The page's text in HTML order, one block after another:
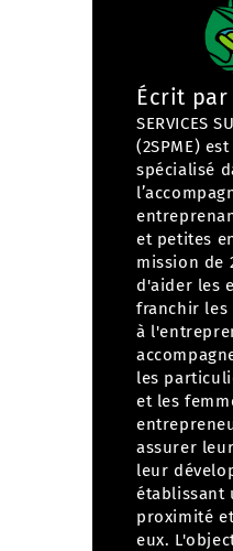
Écrit par
SERVICES
(2SPME)
spécialisé
et petites
mission de
d'aider les
franchir les
à
les
et les
assurer
leur
établissant
proximité
eux. L'objectif de 2SPME